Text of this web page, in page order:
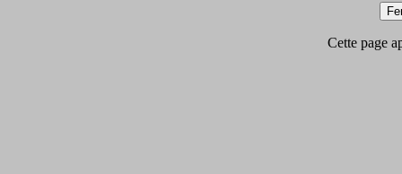
Cette page